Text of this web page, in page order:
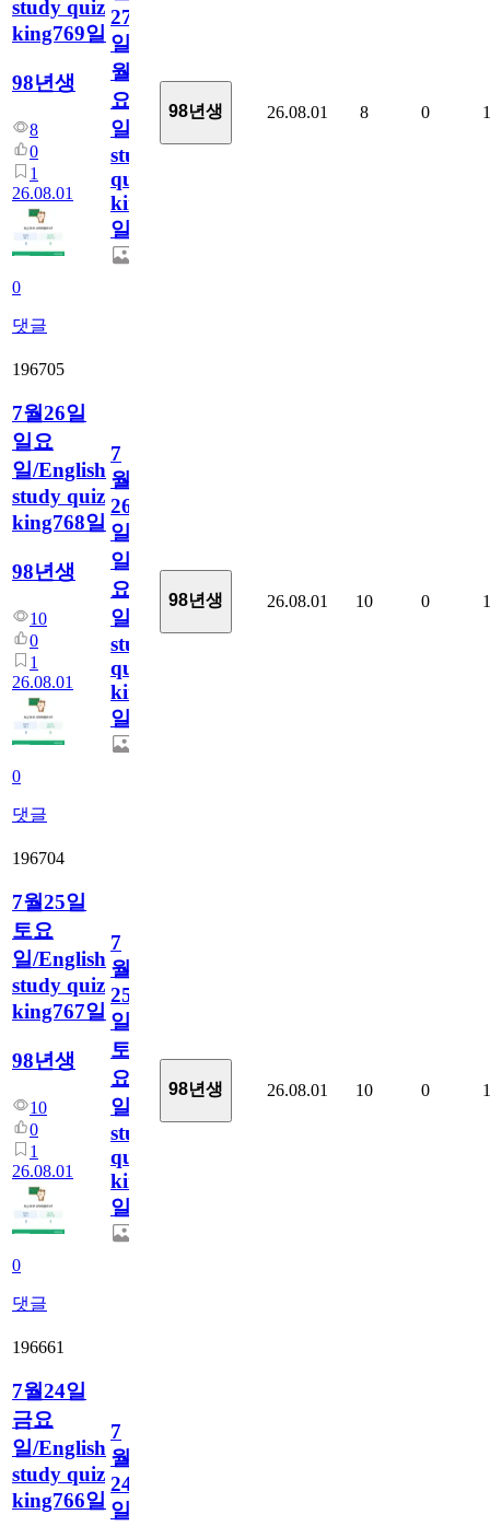
study quiz
king769일
98년생
8
0
1
26.08.01
0
댓글
27
일
월
요
일/English
study
quiz
king769
일
98년생 26.08.01 8 0 1
196705
7월26일
일요
일/English
study quiz
king768일
98년생
10
0
1
26.08.01
0
댓글
7
월
26
일
일
요
일/English
study
quiz
king768
일
98년생 26.08.01 10 0 1
196704
7월25일
토요
일/English
study quiz
king767일
98년생
10
0
1
26.08.01
0
댓글
7
월
25
일
토
요
일/English
study
quiz
king767
일
98년생 26.08.01 10 0 1
196661
7월24일
금요
일/English
study quiz
king766일
7
월
24
일